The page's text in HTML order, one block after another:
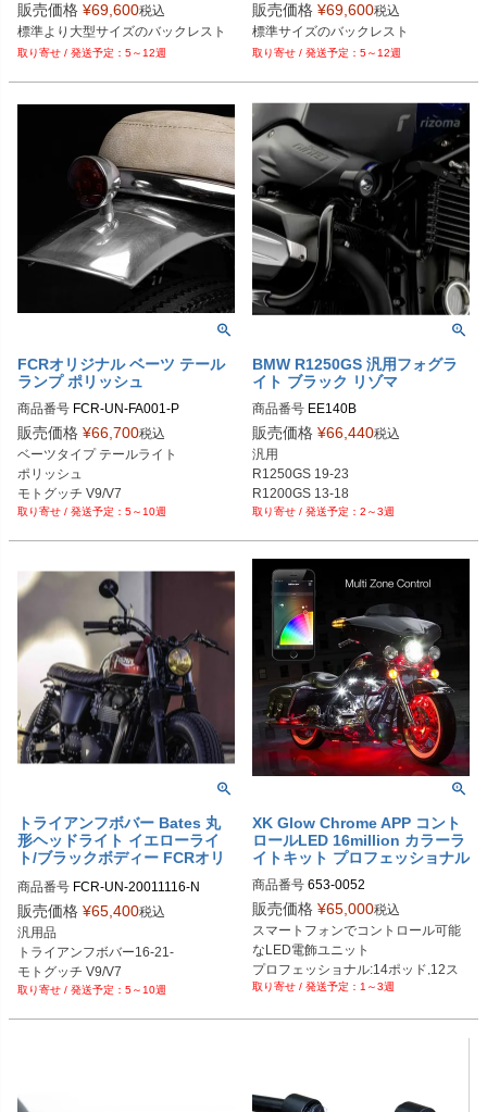
販売価格 ¥69,600税込
標準より大型サイズのバックレスト
5～12週
販売価格 ¥69,600税込
標準サイズのバックレスト
5～12週
FCRオリジナル ベーツ テール
ランプ ポリッシュ
商品番号 FCR-UN-FA001-P
販売価格 ¥66,700税込
ベーツタイプ テールライト
ポリッシュ
モトグッチ V9/V7
5～10週
BMW R1250GS 汎用フォグラ
イト ブラック リゾマ
商品番号 EE140B
販売価格 ¥66,440税込
汎用
R1250GS 19-23
2～3週
トライアンフボバー Bates 丸
形ヘッドライト イエローライ
ト/ブラックボディー FCRオリ
商品番号 FCR-UN-20011116-N
販売価格 ¥65,400税込
汎用品
トライアンフボバー16-21-
モトグッチ V9/V7
5～10週
XK Glow Chrome APP コント
ロールLED 16million カラーラ
イトキット プロフェッショナル
商品番号 653-0052
旧型番(2BC)：KS-MOTO-PRO
653-0052
Biker's型番：482104
販売価格 ¥65,000税込
スマートフォンでコントロール可能
なLED電飾ユニット
プロフェッショナル:14ポッド,12ス
トラップセット
1～3週